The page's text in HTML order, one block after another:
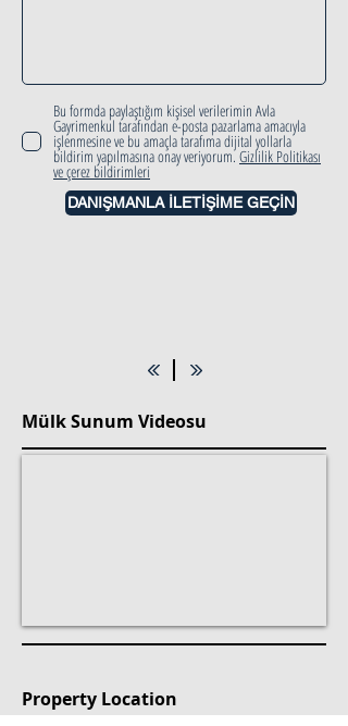
Bu formda paylaştığım kişisel verilerimin Avla
Gayrimenkul tarafından e-posta pazarlama amacıyla
işlenmesine ve bu amaçla tarafıma dijital yollarla
bildirim yapılmasına onay veriyorum.Gizlilik Politikası
ve çerez bildirimleri
DANIŞMANLA İLETİŞİME GEÇİN
Property Location
Mülk Sunum Videosu